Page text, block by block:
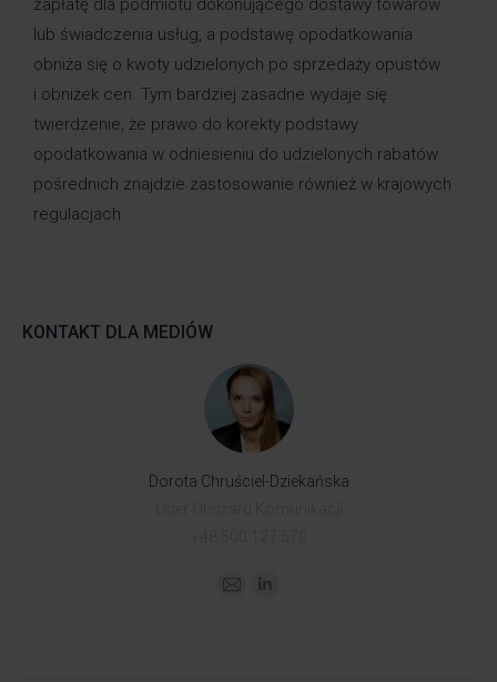
zapłatę dla podmiotu dokonującego dostawy towarów
lub świadczenia usług, a podstawę opodatkowania
obniża się o kwoty udzielonych po sprzedaży opustów
i obniżek cen. Tym bardziej zasadne wydaje się
twierdzenie, że prawo do korekty podstawy
opodatkowania w odniesieniu do udzielonych rabatów
pośrednich znajdzie zastosowanie również w krajowych
regulacjach.
KONTAKT DLA MEDIÓW
Dorota Chruściel-Dziekańska